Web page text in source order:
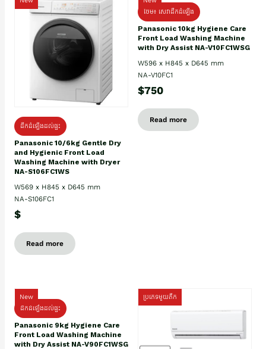
ដឹកដំឡើងដល់ផ្ទះ
Panasonic 10/6kg Gentle Dry
and Hygienic Front Load
Washing Machine with Dryer
NA-S106FC1WS
W569 x H845 x D645 mm
NA-S106FC1
$
Read more
ថែម៖ សេវាដឹកដំឡើង
Panasonic 10kg Hygiene Care
Front Load Washing Machine
with Dry Assist NA-V10FC1WSG
W596 x H845 x D645 mm
NA-V10FC1
$750
Read more
New
ដឹកដំឡើងដល់ផ្ទះ
Panasonic 9kg Hygiene Care
Front Load Washing Machine
with Dry Assist NA-V90FC1WSG
ប្រភេទមួយតឹក